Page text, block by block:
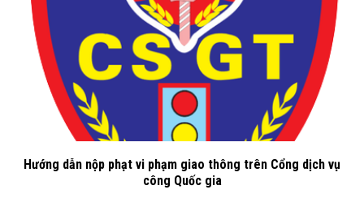
Hướng dẫn nộp phạt vi phạm giao thông trên Cổng dịch vụ
công Quốc gia